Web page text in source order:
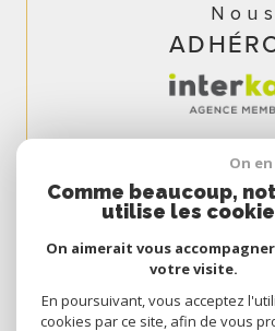
Nous
© 2026 | TOUS DROITS RÉSERVÉS |
NOS HONORAIRES
PLAN DU SITE
NOS LIENS
POLITIQUE
On
Comme beaucoup,
utilise les
On aimerait vous
votre visite.
En poursuivant, vous acceptez
cookies par ce site, afin de vous